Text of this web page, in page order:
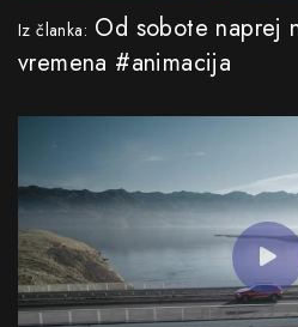
Iz članka: Od sobote naprej
vremena #animacija